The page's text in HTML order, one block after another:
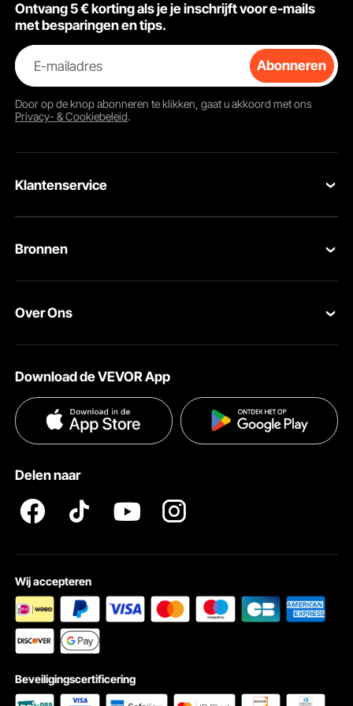
De pijptang met een gesmede, stevige I-balkhandgreep is ontworpen voor
gebruik in krappe ruimtes waar gewone pijptangen niet passen. Het lange
handvat is arbeidsbesparender.
Ontvang 5 € korting als je je inschrijft voor e-mails
met besparingen en tips.
E-mailadres Abonneren
Door op de knopabonneren te klikken, gaat u akkoord met ons
Privacy- & Cookiebeleid.
Klantenservice
Retourneren en vervangingen
Hulp en veelgestelde vragen
Bronnen
Pro-ledenprogramma
Over Ons
Voorwaarden van de dienst
Privacybeleid
Download de VEVOR App
Delen naar
Wij accepteren
Beveiligingscertificering